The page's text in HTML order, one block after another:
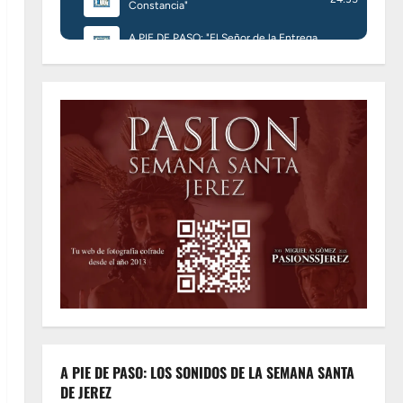
A PIE DE PASO: LOS SONIDOS DE LA SEMANA SANTA
DE JEREZ